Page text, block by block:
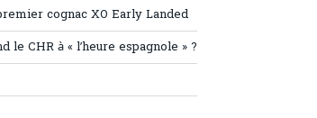
cognac XO Early Landed
le CHR à « l’heure espagnole » ?